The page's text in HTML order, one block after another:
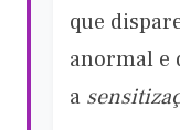
que
anormal e
a